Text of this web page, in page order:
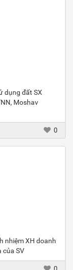
dụng đất SX
Moshav
0
nhiệm XH doanh
của SV